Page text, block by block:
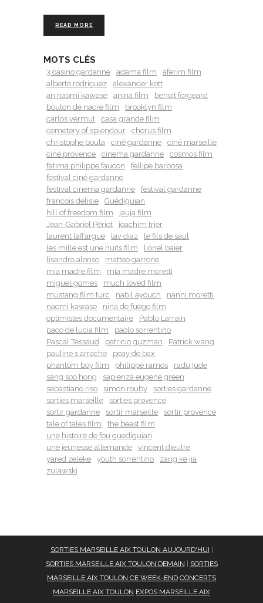
READ MORE
MOTS CLÉS
3 casino gardanne adama film
aferim film
alberto rodriguez
alexander kott
an naomi kawase
anina film
benoit forgeard
bouton de nacre film
brooklyn film
carlos vermut
casa grande film
cemetery of splendour
chorus film
christophe boula
ciné gardanne
ciné marseille
ciné provence
cinema gardanne
cosmos film
fatima philippe faucon
fellipe barbosa
festival ciné gardanne
festival cinema gardanne
festival gardanne
francois delisle
Guédiguian
hill of freedom film
jauja film
Jean-Gabriel Périot
joachim trier
laurent laffargue
lav diaz
le fils de saul
les mille est une nuits film
lionel baier
lisandro alonso
matteo garrone
mia madre film
mia madre moretti
miguel gomes
much loved film
mustang film turc
nabil ayouch
nanni moretti
naomi kawase
nina de fuego film
optimistes documentaire
Pablo Larrain
paco de lucia film
paolo sorrentino
Pascal Tessaud
patricio guzman
Patrick wang
pauline s arrache
peay de bax
phantom boy film
philippe ramos
radu jude
sang soo hong
sapienza eugene green
sebastiano riso
simon rouby
sorties gardanne
sorties marseille
sorties provence
sortir gardanne
sortir marseille
sortir provence
tale of tales film
the beast film
une histoire de fou guediguian
une jeunesse allemande
vincent dieutre
yared zeleke
youth sorrentino
zang ke jia
zulawski
SORTIES MARSEILLE AIX TOULON AUJOURD'HUI |
SORTIES MARSEILLE AIX TOULON DEMAIN | SORTIES
MARSEILLE AIX TOULON CE WEEK-END CONCERTS
MARSEILLE AIX TOULON EXPOS MARSEILLE AIX